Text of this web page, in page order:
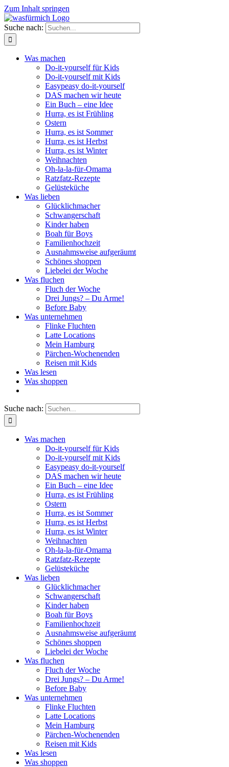
Zum Inhalt springen
Suche nach:
Was machen
Do-it-yourself für Kids
Do-it-yourself mit Kids
Easypeasy do-it-yourself
DAS machen wir heute
Ein Buch – eine Idee
Hurra, es ist Frühling
Ostern
Hurra, es ist Sommer
Hurra, es ist Herbst
Hurra, es ist Winter
Weihnachten
Oh-la-la-für-Omama
Ratzfatz-Rezepte
Gelüsteküche
Was lieben
Glücklichmacher
Schwangerschaft
Kinder haben
Boah für Boys
Familienhochzeit
Ausnahmsweise aufgeräumt
Schönes shoppen
Liebelei der Woche
Was fluchen
Fluch der Woche
Drei Jungs? – Du Arme!
Before Baby
Was unternehmen
Flinke Fluchten
Latte Locations
Mein Hamburg
Pärchen-Wochenenden
Reisen mit Kids
Was lesen
Was shoppen
Suche nach:
Was machen
Do-it-yourself für Kids
Do-it-yourself mit Kids
Easypeasy do-it-yourself
DAS machen wir heute
Ein Buch – eine Idee
Hurra, es ist Frühling
Ostern
Hurra, es ist Sommer
Hurra, es ist Herbst
Hurra, es ist Winter
Weihnachten
Oh-la-la-für-Omama
Ratzfatz-Rezepte
Gelüsteküche
Was lieben
Glücklichmacher
Schwangerschaft
Kinder haben
Boah für Boys
Familienhochzeit
Ausnahmsweise aufgeräumt
Schönes shoppen
Liebelei der Woche
Was fluchen
Fluch der Woche
Drei Jungs? – Du Arme!
Before Baby
Was unternehmen
Flinke Fluchten
Latte Locations
Mein Hamburg
Pärchen-Wochenenden
Reisen mit Kids
Was lesen
Was shoppen